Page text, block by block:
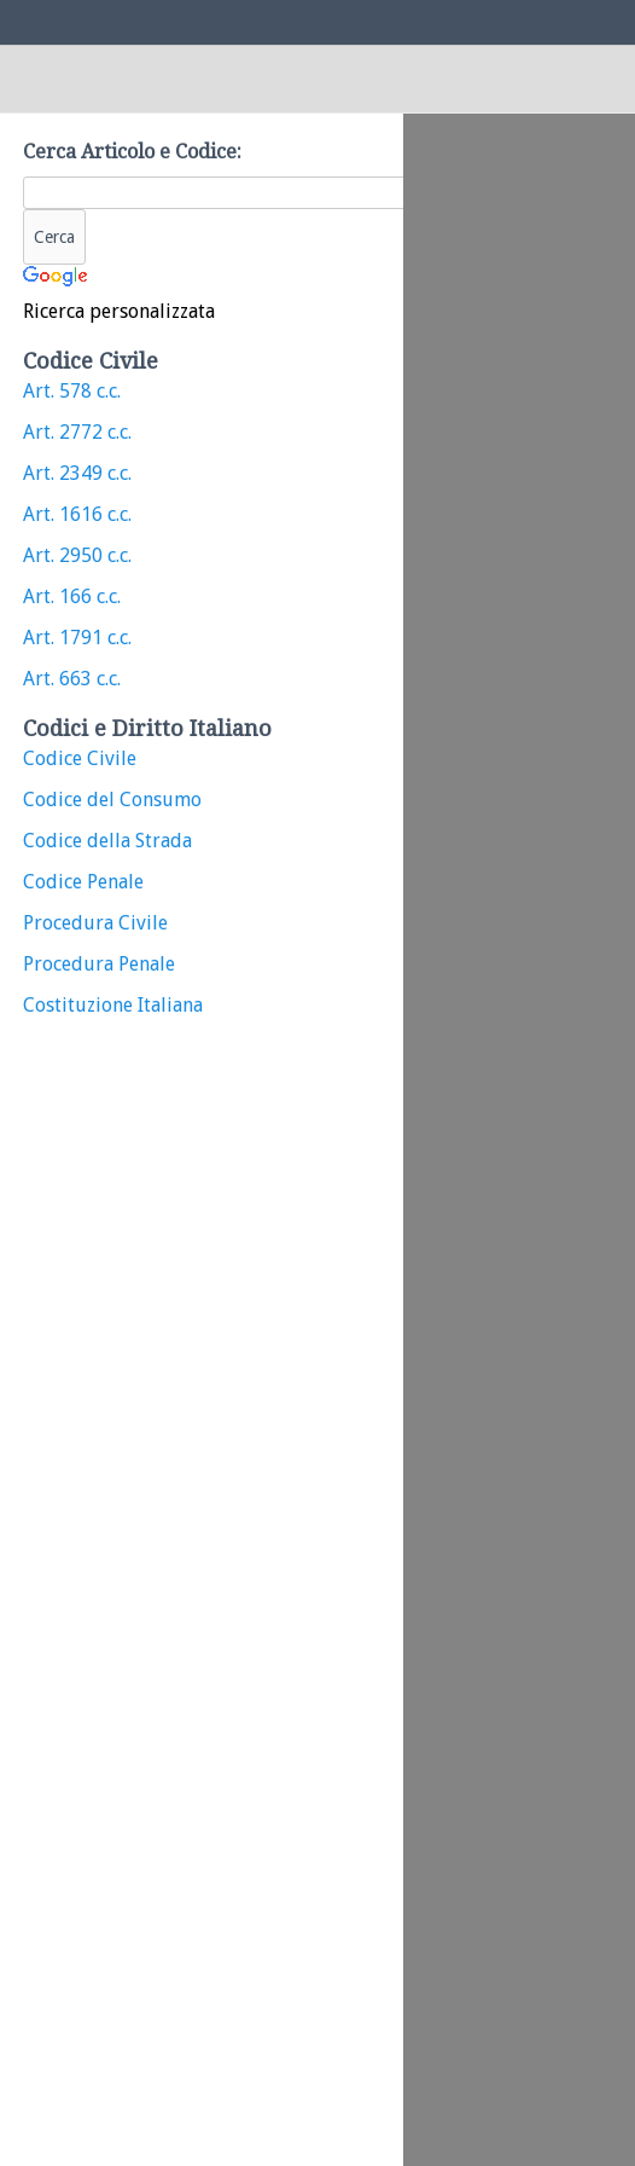
Cerca Articolo e Codice:
Ricerca personalizzata
Codice Civile
Art. 578 c.c.
Art. 2772 c.c.
Art. 2349 c.c.
Art. 1616 c.c.
Art. 2950 c.c.
Art. 166 c.c.
Art. 1791 c.c.
Art. 663 c.c.
Codici e Diritto Italiano
Codice Civile
Codice del Consumo
Codice della Strada
Codice Penale
Procedura Civile
Procedura Penale
Costituzione Italiana